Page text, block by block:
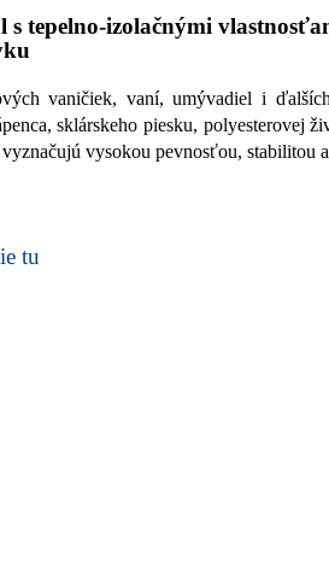
tepelno-izolačnými
vaničiek, vaní, umývadiel i
sklárskeho piesku, polyesterovej
vysokou pevnosťou, stabilitou
tu